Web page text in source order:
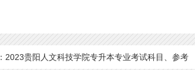
2023贵阳人文科技学院专升本专业考试科目、参考